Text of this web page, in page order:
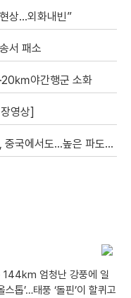
상…외화내빈”
서 패소
㎞야간행군 소화
영상]
에 휩쓸려 9세 아이 실종 [현장영상]
144km 엄청난 강풍에 일
스톱’…태풍 ‘돌핀’이 할퀴고